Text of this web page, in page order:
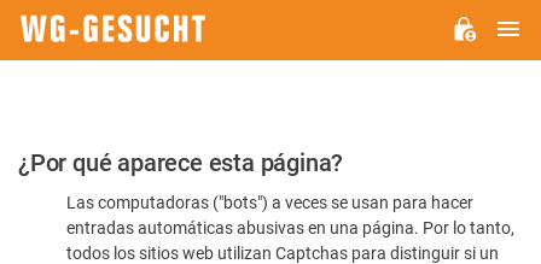
Por
favor,
confirme
¿Por qué aparece esta página?
Las computadoras ("bots") a veces se usan para hacer
entradas automáticas abusivas en una página. Por lo tanto,
todos los sitios web utilizan Captchas para distinguir si un